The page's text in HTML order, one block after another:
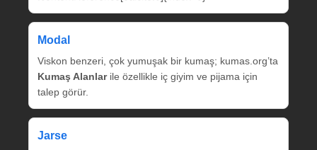
Modal
Viskon benzeri, çok yumuşak bir kumaş; kumas.org’ta
Kumaş Alanlarile özellikle iç giyim ve pijama için
talep görür.
Jarse